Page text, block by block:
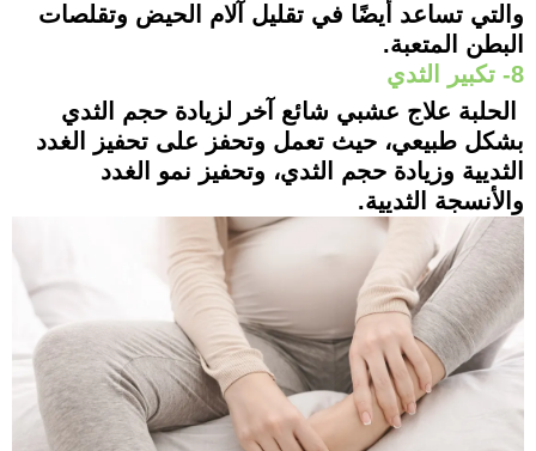
والتي تساعد أيضًا في تقليل آلام الحيض وتقلصات
البطن المتعبة.
8- تكبير الثدي
الحلبة علاج عشبي شائع آخر لزيادة حجم الثدي
بشكل طبيعي، حيث تعمل وتحفز على تحفيز الغدد
الثديية وزيادة حجم الثدي، وتحفيز نمو الغدد
والأنسجة الثديية.